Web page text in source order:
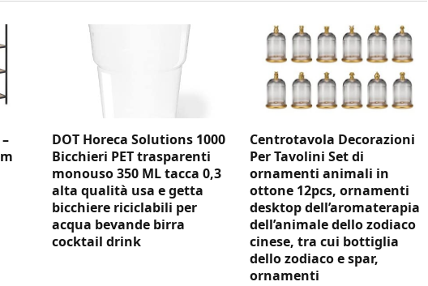
DOT Horeca Solutions 1000
Bicchieri PET trasparenti
monouso 350 ML tacca 0,3
alta qualità usa e getta
bicchiere riciclabili per
acqua bevande birra
cocktail drink
Centrotavola Decorazioni
Per Tavolini Set di
ornamenti animali in
ottone 12pcs, ornamenti
desktop dell’aromaterapia
dell’animale dello zodiaco
cinese, tra cui bottiglia
dello zodiaco e spar,
ornamenti